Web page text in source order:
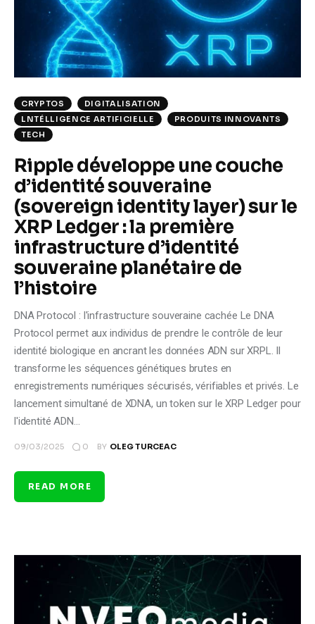
Climate
Markets
Tech
Reports
CRYPTOS
DIGITALISATION
LNTÉLLIGENCE ARTIFICIELLE
PRODUITS INNOVANTS
TECH
Ripple développe une couche
d’identité souveraine
(sovereign identity layer) sur le
XRP Ledger : la première
infrastructure d’identité
souveraine planétaire de
l’histoire
DNA Protocol : l'infrastructure souveraine cachée Le DNA
Protocol permet aux individus de prendre le contrôle de leur
identité biologique en ancrant les données ADN sur XRPL. Il
transforme les séquences génétiques brutes en
enregistrements numériques sécurisés, vérifiables et privés. Le
lancement simultané de XDNA, un token sur le XRP Ledger pour
l'identité ADN…
09/03/2025 0 BY OLEG TURCEAC
READ MORE